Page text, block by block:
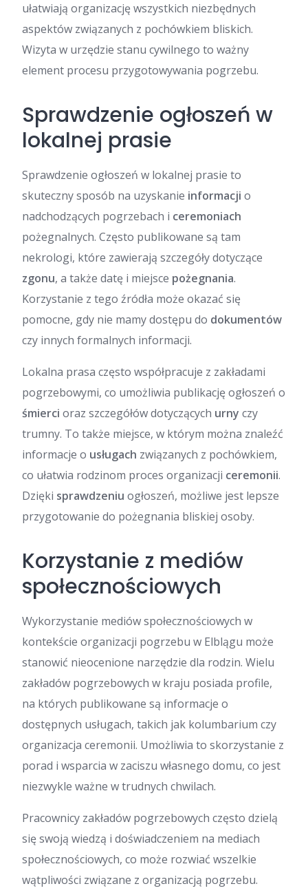
ułatwiają organizację wszystkich niezbędnych
aspektów związanych z pochówkiem bliskich.
Wizyta w urzędzie stanu cywilnego to ważny
element procesu przygotowywania pogrzebu.
Sprawdzenie ogłoszeń w
lokalnej prasie
Sprawdzenie ogłoszeń w lokalnej prasie to
skuteczny sposób na uzyskanie informacji o
nadchodzących pogrzebach i ceremoniach
pożegnalnych. Często publikowane są tam
nekrologi, które zawierają szczegóły dotyczące
zgonu, a także datę i miejsce pożegnania.
Korzystanie z tego źródła może okazać się
pomocne, gdy nie mamy dostępu do dokumentów
czy innych formalnych informacji.
Lokalna prasa często współpracuje z zakładami
pogrzebowymi, co umożliwia publikację ogłoszeń o
śmierci oraz szczegółów dotyczących urny czy
trumny. To także miejsce, w którym można znaleźć
informacje o usługach związanych z pochówkiem,
co ułatwia rodzinom proces organizacji ceremonii.
Dzięki sprawdzeniu ogłoszeń, możliwe jest lepsze
przygotowanie do pożegnania bliskiej osoby.
Korzystanie z mediów
społecznościowych
Wykorzystanie mediów społecznościowych w
kontekście organizacji pogrzebu w Elblągu może
stanowić nieocenione narzędzie dla rodzin. Wielu
zakładów pogrzebowych w kraju posiada profile,
na których publikowane są informacje o
dostępnych usługach, takich jak kolumbarium czy
organizacja ceremonii. Umożliwia to skorzystanie z
porad i wsparcia w zaciszu własnego domu, co jest
niezwykle ważne w trudnych chwilach.
Pracownicy zakładów pogrzebowych często dzielą
się swoją wiedzą i doświadczeniem na mediach
społecznościowych, co może rozwiać wszelkie
wątpliwości związane z organizacją pogrzebu.